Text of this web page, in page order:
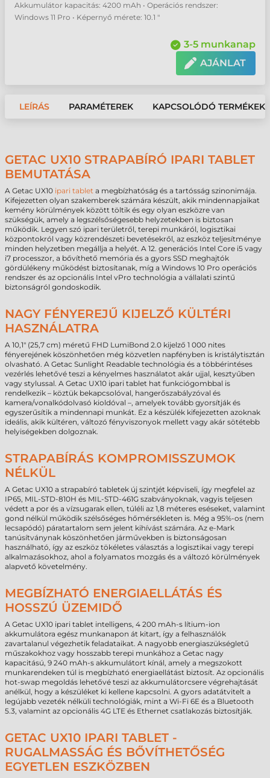
Akkumulátor kapacitás: 4200 mAh • Operációs rendszer:
Windows 11 Pro • Képernyő mérete: 10.1 "
3-5 munkanap
AJÁNLAT
LEÍRÁS PARAMÉTEREK KAPCSOLÓDÓ TERMÉKEK
GETAC UX10 STRAPABÍRÓ IPARI TABLET
BEMUTATÁSA
A Getac UX10 ipari tablet a megbízhatóság és a tartósság szinonimája.
Kifejezetten olyan szakemberek számára készült, akik mindennapjaikat
kemény körülmények között töltik és egy olyan eszközre van
szükségük, amely a legszélsőségesebb helyzetekben is biztosan
működik. Legyen szó ipari területről, terepi munkáról, logisztikai
központokról vagy közrendészeti bevetésekről, az eszköz teljesítménye
minden helyzetben megállja a helyét. A 12. generációs Intel Core i5 vagy
i7 processzor, a bővíthető memória és a gyors SSD meghajtók
gördülékeny működést biztosítanak, míg a Windows 10 Pro operációs
rendszer és az opcionális Intel vPro technológia a vállalati szintű
biztonságról gondoskodik.
NAGY FÉNYEREJŰ KIJELZŐ KÜLTÉRI
HASZNÁLATRA
A 10,1" (25,7 cm) méretű FHD LumiBond 2.0 kijelző 1 000 nites
fényerejének köszönhetően még közvetlen napfényben is kristálytisztán
olvasható. A Getac Sunlight Readable technológia és a többérintéses
vezérlés lehetővé teszi a kényelmes használatot akár ujjal, kesztyűben
vagy stylussal. A Getac UX10 ipari tablet hat funkciógombbal is
rendelkezik – köztük bekapcsolóval, hangerőszabályzóval és
kamera/vonalkódolvasó kioldóval –, amelyek tovább gyorsítják és
egyszerűsítik a mindennapi munkát. Ez a készülék kifejezetten azoknak
ideális, akik kültéren, változó fényviszonyok mellett vagy akár sötétebb
helyiségekben dolgoznak.
STRAPABÍRÁS KOMPROMISSZUMOK
NÉLKÜL
A Getac UX10 a strapabíró tabletek új szintjét képviseli, így megfelel az
IP65, MIL-STD-810H és MIL-STD-461G szabványoknak, vagyis teljesen
védett a por és a vízsugarak ellen, túléli az 1,8 méteres eséseket, valamint
gond nélkül működik szélsőséges hőmérsékleten is. Még a 95%-os (nem
lecsapódó) páratartalom sem jelent kihívást számára. Az e-Mark
tanúsítványnak köszönhetően járművekben is biztonságosan
használható, így az eszköz tökéletes választás a logisztikai vagy terepi
alkalmazásokhoz, ahol a folyamatos mozgás és a változó körülmények
alapvető követelmény.
MEGBÍZHATÓ ENERGIAELLÁTÁS ÉS
HOSSZÚ ÜZEMIDŐ
A Getac UX10 ipari tablet intelligens, 4 200 mAh-s lítium-ion
akkumulátora egész munkanapon át kitart, így a felhasználók
zavartalanul végezhetik feladataikat. A nagyobb energiaszükségletű
műszakokhoz vagy hosszabb terepi munkához a Getac nagy
kapacitású, 9 240 mAh-s akkumulátort kínál, amely a megszokott
munkarendeken túl is megbízható energiaellátást biztosít. Az opcionális
hot-swap megoldás lehetővé teszi az akkumulátorcsere végrehajtását
anélkül, hogy a készüléket ki kellene kapcsolni. A gyors adatátvitelt a
legújabb vezeték nélküli technológiák, mint a Wi-Fi 6E és a Bluetooth
5.3, valamint az opcionális 4G LTE és Ethernet csatlakozás biztosítják.
GETAC UX10 IPARI TABLET -
RUGALMASSÁG ÉS BŐVÍTHETŐSÉG
EGYETLEN ESZKÖZBEN